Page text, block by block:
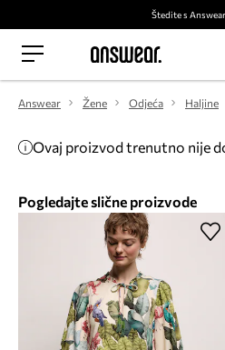
Štedite s
Answear Žene Odjeća Haljine
Ovaj proizvod trenutno nije
Pogledajte slične proizvode